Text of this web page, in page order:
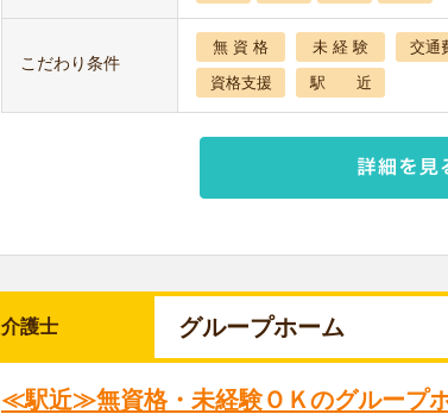
こだわり条件
無 資 格 未 経 験 交通
資格支援
駅 近
介護士 グループホーム
≪駅近≫無資格・未経験ＯＫのグループ